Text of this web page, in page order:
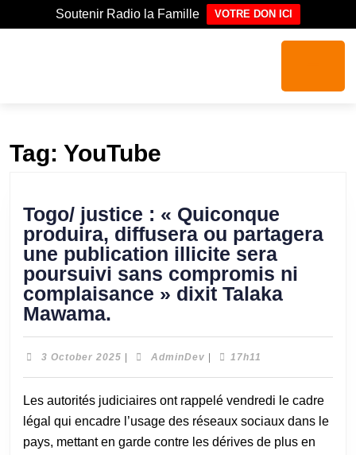
Soutenir Radio la Famille VOTRE DON ICI
Tag: YouTube
Togo/ justice : « Quiconque
produira, diffusera ou partagera
une publication illicite sera
poursuivi sans compromis ni
complaisance » dixit Talaka
Mawama.
3 October 2025 AdminDev 17h11
Les autorités judiciaires ont rappelé vendredi le cadre
légal qui encadre l’usage des réseaux sociaux dans le
pays, mettant en garde contre les dérives de plus en